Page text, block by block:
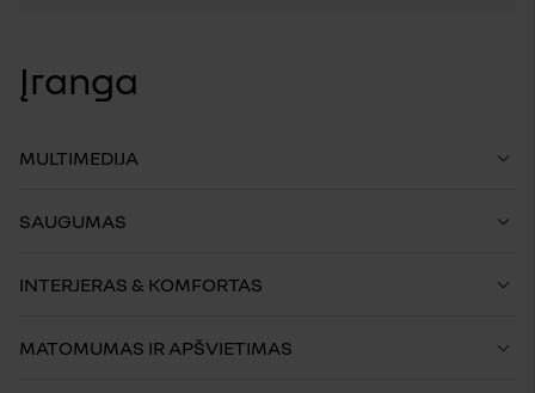
Įranga
MULTIMEDIJA
SAUGUMAS
INTERJERAS & KOMFORTAS
MATOMUMAS IR APŠVIETIMAS